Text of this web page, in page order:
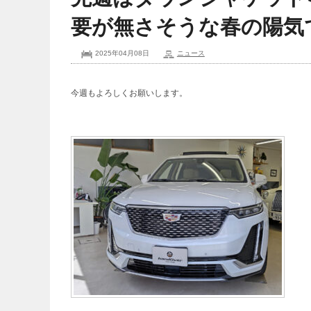
要が無さそうな春の陽気
2025年04月08日 ニュース
今週もよろしくお願いします。